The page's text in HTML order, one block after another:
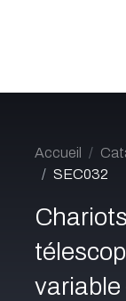
Accueil
SEC032